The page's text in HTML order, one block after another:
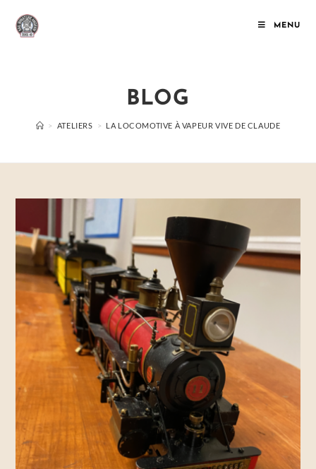
MENU
BLOG
> ATELIERS > LA LOCOMOTIVE À VAPEUR VIVE DE CLAUDE